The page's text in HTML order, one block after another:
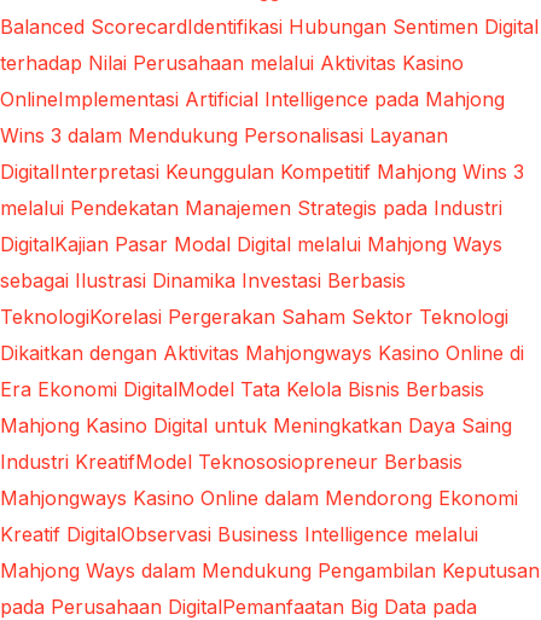
Balanced ScorecardIdentifikasi Hubungan Sentimen Digital
terhadap Nilai Perusahaan melalui Aktivitas Kasino
OnlineImplementasi Artificial Intelligence pada Mahjong
Wins 3 dalam Mendukung Personalisasi Layanan
DigitalInterpretasi Keunggulan Kompetitif Mahjong Wins 3
melalui Pendekatan Manajemen Strategis pada Industri
DigitalKajian Pasar Modal Digital melalui Mahjong Ways
sebagai Ilustrasi Dinamika Investasi Berbasis
TeknologiKorelasi Pergerakan Saham Sektor Teknologi
Dikaitkan dengan Aktivitas Mahjongways Kasino Online di
Era Ekonomi DigitalModel Tata Kelola Bisnis Berbasis
Mahjong Kasino Digital untuk Meningkatkan Daya Saing
Industri KreatifModel Teknososiopreneur Berbasis
Mahjongways Kasino Online dalam Mendorong Ekonomi
Kreatif DigitalObservasi Business Intelligence melalui
Mahjong Ways dalam Mendukung Pengambilan Keputusan
pada Perusahaan DigitalPemanfaatan Big Data pada